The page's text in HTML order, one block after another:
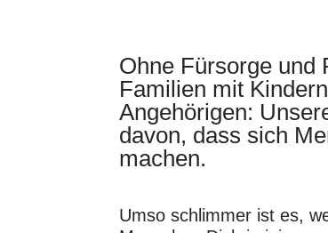
Ohne Fürsorge und
Familien mit
Angehörigen:
davon, dass sich
machen.
Umso schlimmer ist es,